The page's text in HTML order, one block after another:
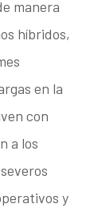
manera
híbridos,
en la
con
a los
y